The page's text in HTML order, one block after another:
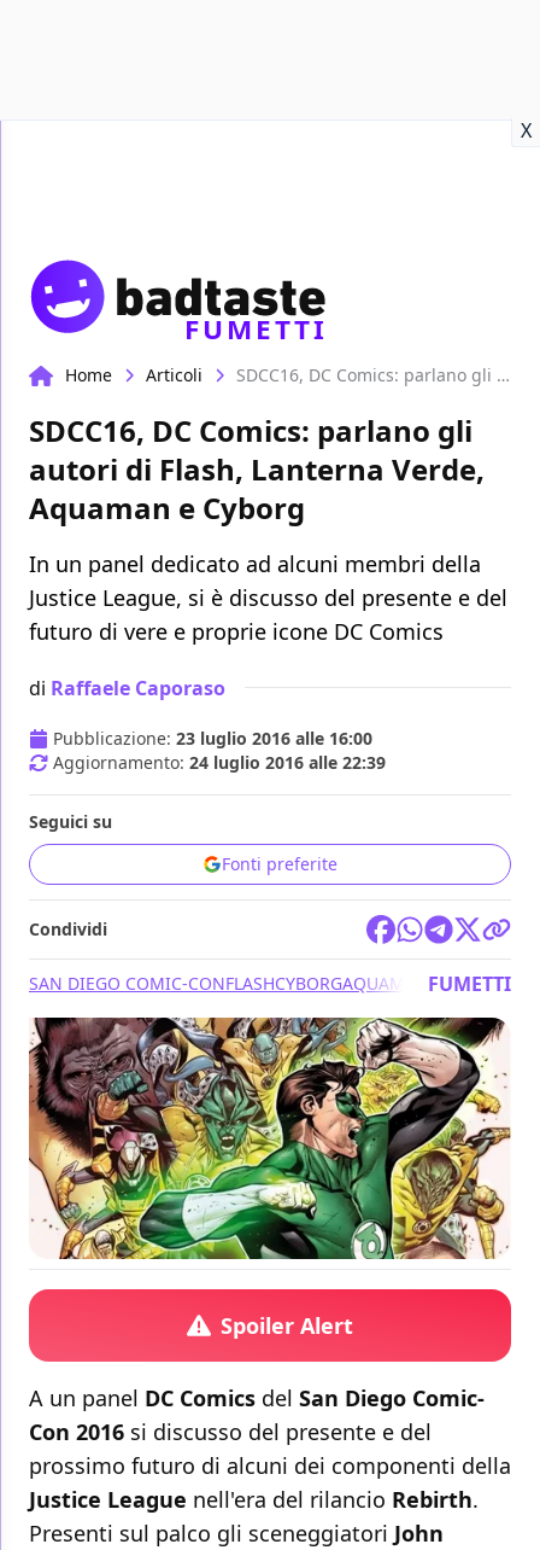
X
FUMETTI
Home Articoli SDCC16, DC Comics: parlano gli autori di Flash, Lanterna Verde, Aquaman e Cyborg
SDCC16, DC Comics: parlano gli
autori di Flash, Lanterna Verde,
Aquaman e Cyborg
In un panel dedicato ad alcuni membri della
Justice League, si è discusso del presente e del
futuro di vere e proprie icone DC Comics
di Raffaele Caporaso
Pubblicazione: 23 luglio 2016 alle 16:00
Aggiornamento: 24 luglio 2016 alle 22:39
Seguici su
Fonti preferite
Condividi
SAN DIEGO COMIC-CONFLASHCYBORGAQUAMAN DC COMICS
FUMETTI
Spoiler Alert
A un panel DC Comics del San Diego Comic-
Con 2016 si discusso del presente e del
prossimo futuro di alcuni dei componenti della
Justice League nell'era del rilancio Rebirth.
Presenti sul palco gli sceneggiatori John